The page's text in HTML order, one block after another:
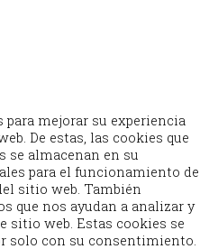
mejorar su experiencia
De estas, las cookies que
se almacenan en su
para el funcionamiento de
sitio web. También
que nos ayudan a analizar y
sitio web. Estas cookies se
solo con su consentimiento.